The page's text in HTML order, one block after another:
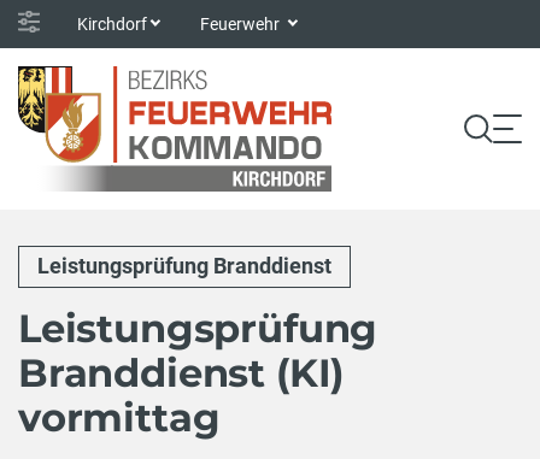
Kirchdorf Feuerwehr
Leistungsprüfung Branddienst
Leistungsprüfung
Branddienst (KI)
vormittag